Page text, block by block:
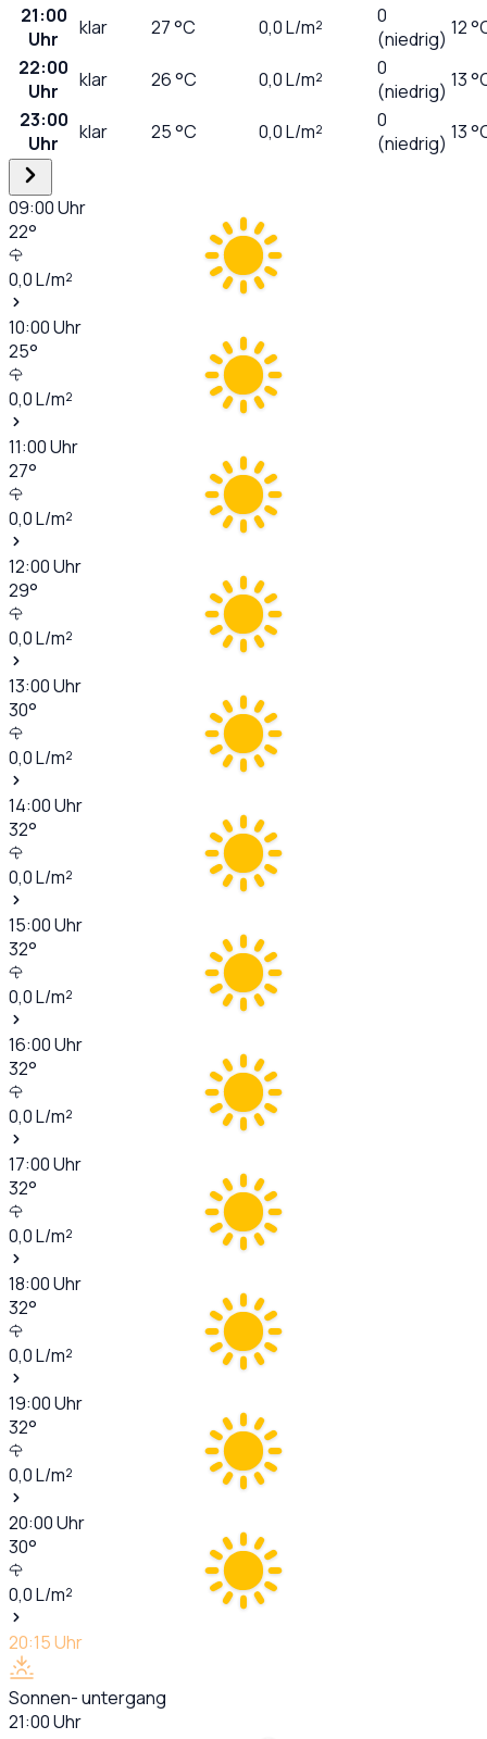
21:00
Uhr
klar 27°C 0,0L/m²
0
(niedrig) 12
22:00
Uhr
klar 26°C 0,0L/m²
0
(niedrig) 13
23:00
Uhr
klar 25°C 0,0L/m²
0
(niedrig) 13
09:00Uhr
22°
0,0L/m²
10:00Uhr
25°
0,0L/m²
11:00Uhr
27°
0,0L/m²
12:00Uhr
29°
0,0L/m²
13:00Uhr
30°
0,0L/m²
14:00Uhr
32°
0,0L/m²
15:00Uhr
32°
0,0L/m²
16:00Uhr
32°
0,0L/m²
17:00Uhr
32°
0,0L/m²
18:00Uhr
32°
0,0L/m²
19:00Uhr
32°
0,0L/m²
20:00Uhr
30°
0,0L/m²
20:15Uhr
Sonnen- untergang
21:00Uhr